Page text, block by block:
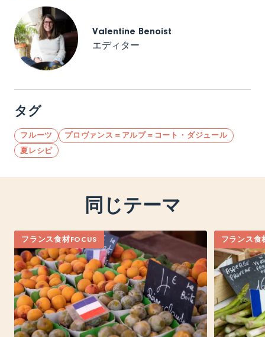
Valentine Benoist
エディター
タグ
フルーツ
プロヴァンス＝アルプ＝コート・ダジュール
夏レシピ
同じテーマ
フランス食材FOCUS フランス食